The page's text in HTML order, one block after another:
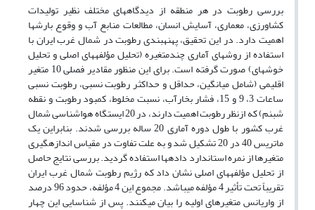
بررسی رطوبت در هر منطقه از دیدگاه­های مختلف نظیر تولیدات
کشاورزی، معماری، آسایش انسان، مطالعات منابع آب و وقوع بارش­ها
اهمیت دارد. در این تحقیق، پهنه­بندی رطوبت در شمال غرب ایران با
استفاده از روش­های آماری چندمتغیره (تحلیل مؤلفه­های اصلی و تحلیل
خوشه­ای) صورت گرفته است. برای این منظور مقادیر فصلی 10 متغیر
اقلیمی (شامل میانگین، حداقل و حداکثر رطوبت نسبی، رطوبت نسبی
ساعات 3، 9 و 15، فشار بخارآب، نسبت مخلوط، کمبود رطوبت و نقطه
شبنم) که ازنظر رطوبت اهمیت دارند، در 20 ایستگاه هواشناسی شمال
غرب کشور با طول دوره آماری 20 ساله بررسی شدند. بنابراین یک
ماتریس 40 در 20 تشکیل شد و به علت تفاوت در مقیاس اندازه­گیری
متغیرها از نمره استاندارد داده­ها استفاده گردید. بررسی نتایج حاصل
از تحلیل مؤلفه­های اصلی نشان داد که رژیم رطوبت شمال غرب ایران
تقریباً تحت تأثیر 4 مؤلفه می­باشد. مجموع این 4 مؤلفه، حدود 96 درصد
از واریانس متغیرهای اولیه را بیان می­کنند. پس از شناسایی این چهار